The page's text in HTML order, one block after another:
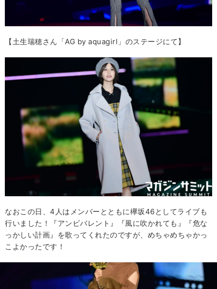
【土生瑞穂さん「AG by aquagirl」のステージにて】
なおこの日、4人はメンバーとともに欅坂46としてライブも
行いました！『アンビバレント』『風に吹かれても』『危な
っかしい計画』を歌ってくれたのですが、めちゃめちゃかっ
こよかったです！